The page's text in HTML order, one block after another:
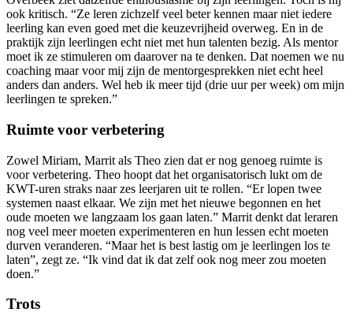
ook kritisch. “Ze leren zichzelf veel beter kennen maar niet iedere
leerling kan even goed met die keuzevrijheid overweg. En in de
praktijk zijn leerlingen echt niet met hun talenten bezig. Als mentor
moet ik ze stimuleren om daarover na te denken. Dat noemen we nu
coaching maar voor mij zijn de mentorgesprekken niet echt heel
anders dan anders. Wel heb ik meer tijd (drie uur per week) om mijn
leerlingen te spreken.”
Ruimte voor verbetering
Zowel Miriam, Marrit als Theo zien dat er nog genoeg ruimte is
voor verbetering. Theo hoopt dat het organisatorisch lukt om de
KWT-uren straks naar zes leerjaren uit te rollen. “Er lopen twee
systemen naast elkaar. We zijn met het nieuwe begonnen en het
oude moeten we langzaam los gaan laten.” Marrit denkt dat leraren
nog veel meer moeten experimenteren en hun lessen echt moeten
durven veranderen. “Maar het is best lastig om je leerlingen los te
laten”, zegt ze. “Ik vind dat ik dat zelf ook nog meer zou moeten
doen.”
Trots